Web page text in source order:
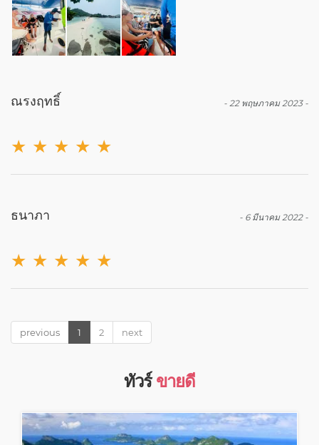
- 22 พฤษภาคม 2023-
ณรงฤทธิ์
★ ★ ★ ★ ★
- 6 มีนาคม 2022-
ธนาภา
★ ★ ★ ★ ★
previous 1 2 next
ทัวร์ขายดี